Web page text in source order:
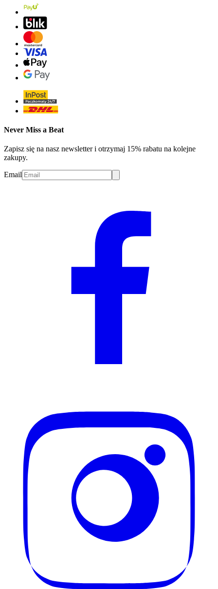
Never Miss a Beat
Zapisz się na nasz newsletter i otrzymaj 15% rabatu na kolejne
zakupy.
Email